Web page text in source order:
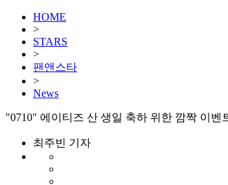
HOME
>
STARS
>
팬앤스타
>
News
"0710" 에이티즈 산 생일 축하 위한 깜짝 이벤
최주빈 기자